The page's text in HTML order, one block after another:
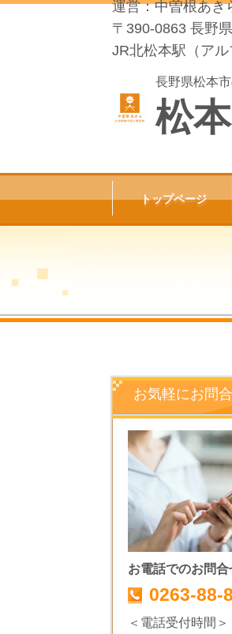
運営：中曽根あき
〒390-0863 長野
JR北松本駅（ア
長野県松本
松
トップページ
お気軽にお問
お電話でのお問
0263-88-
＜電話受付時間＞